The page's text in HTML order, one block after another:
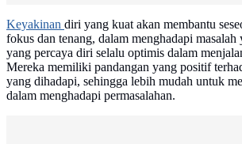
Keyakinan diri yang kuat akan membantu
fokus dan tenang, dalam menghadapi masalah
yang percaya diri selalu optimis dalam
Mereka memiliki pandangan yang positif
yang dihadapi, sehingga lebih mudah untuk
dalam menghadapi permasalahan.